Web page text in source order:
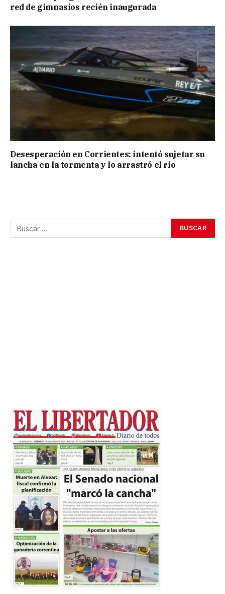
red de gimnasios recién inaugurada
Desesperación en Corrientes: intentó sujetar su
lancha en la tormenta y lo arrastró el río